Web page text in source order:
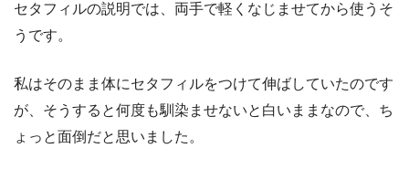
セタフィルの説明では、両手で軽くなじませてから使うそ
うです。
私はそのまま体にセタフィルをつけて伸ばしていたのです
が、そうすると何度も馴染ませないと白いままなので、ち
ょっと面倒だと思いました。